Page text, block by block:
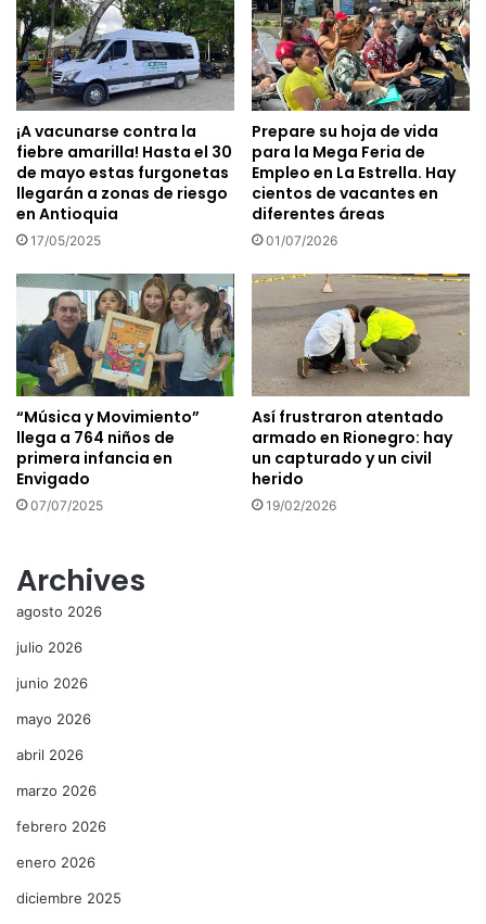
¡A vacunarse contra la
fiebre amarilla! Hasta el 30
de mayo estas furgonetas
llegarán a zonas de riesgo
en Antioquia
17/05/2025
Prepare su hoja de vida
para la Mega Feria de
Empleo en La Estrella. Hay
cientos de vacantes en
diferentes áreas
01/07/2026
“Música y Movimiento”
llega a 764 niños de
primera infancia en
Envigado
07/07/2025
Así frustraron atentado
armado en Rionegro: hay
un capturado y un civil
herido
19/02/2026
Archives
agosto 2026
julio 2026
junio 2026
mayo 2026
abril 2026
marzo 2026
febrero 2026
enero 2026
diciembre 2025